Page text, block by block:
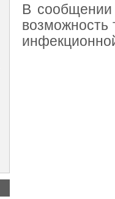
В сообщении
возможность